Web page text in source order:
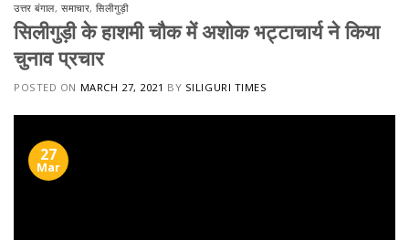
उत्तर बंगाल,समाचार,सिलीगुड़ी
सिलीगुड़ी के हाशमी चौक में अशोक भट्टाचार्य ने किया
चुनाव प्रचार
POSTED ON MARCH 27, 2021 BY SILIGURI TIMES
27
Mar